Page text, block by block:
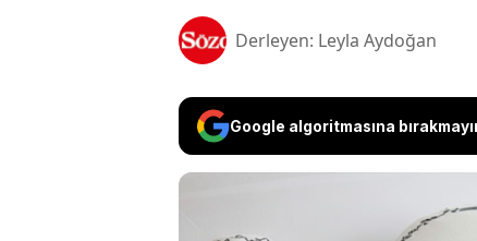
Derleyen: Leyla Aydoğan
Google algoritmasına